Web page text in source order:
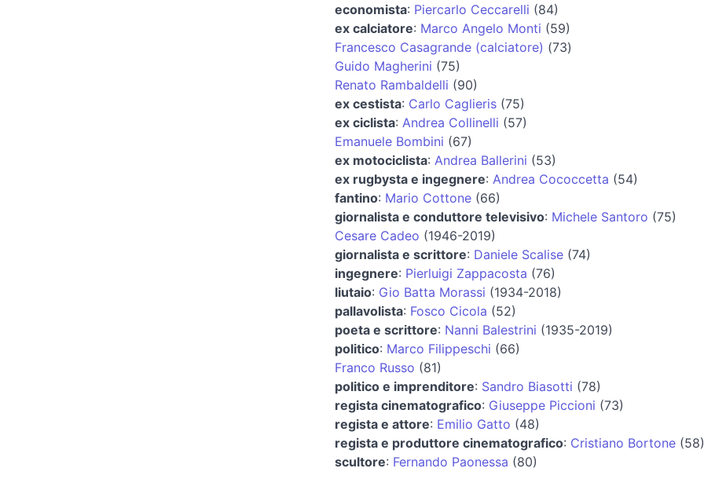
economista: Piercarlo Ceccarelli (84)
ex calciatore: Marco Angelo Monti (59)
Francesco Casagrande (calciatore) (73)
Guido Magherini (75)
Renato Rambaldelli (90)
ex cestista: Carlo Caglieris (75)
ex ciclista: Andrea Collinelli (57)
Emanuele Bombini (67)
ex motociclista: Andrea Ballerini (53)
ex rugbysta e ingegnere: Andrea Cococcetta (54)
fantino: Mario Cottone (66)
giornalista e conduttore televisivo: Michele Santoro (75)
Cesare Cadeo (1946-2019)
giornalista e scrittore: Daniele Scalise (74)
ingegnere: Pierluigi Zappacosta (76)
liutaio: Gio Batta Morassi (1934-2018)
pallavolista: Fosco Cicola (52)
poeta e scrittore: Nanni Balestrini (1935-2019)
politico: Marco Filippeschi (66)
Franco Russo (81)
politico e imprenditore: Sandro Biasotti (78)
regista cinematografico: Giuseppe Piccioni (73)
regista e attore: Emilio Gatto (48)
regista e produttore cinematografico: Cristiano Bortone (58)
scultore: Fernando Paonessa (80)